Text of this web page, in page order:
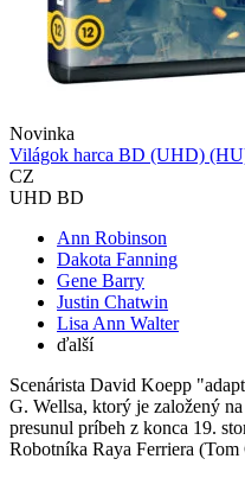
Novinka
Világok harca BD (UHD)
CZ
UHD BD
Ann Robinson
Dakota Fanning
Gene Barry
Justin Chatwin
Lisa Ann Walter
ďalší
Scenárista David Koepp
G. Wellsa, ktorý je založený
presunul príbeh z konca 19.
Robotníka Raya Ferriera